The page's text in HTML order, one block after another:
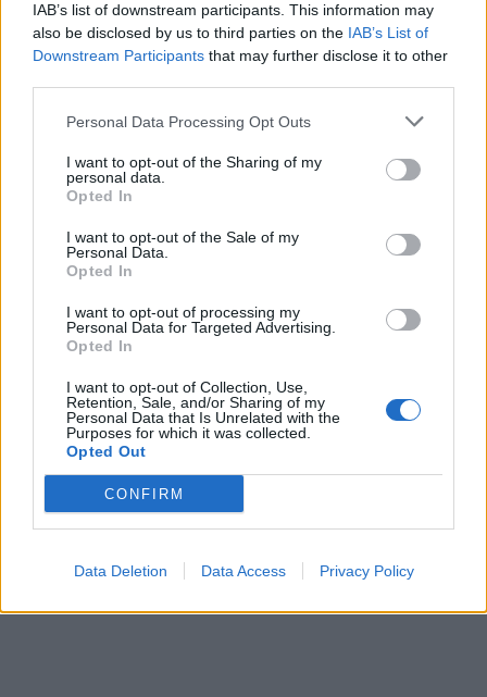
IAB’s list of downstream participants. This information may
also be disclosed by us to third parties on the IAB’s List of
Downstream Participants that may further disclose it to other
Personal Data Processing Opt Outs
I want to opt-out of the Sharing of my
personal data.
Opted In
I want to opt-out of the Sale of my
Personal Data.
Opted In
I want to opt-out of processing my
Personal Data for Targeted Advertising.
Opted In
I want to opt-out of Collection, Use,
Retention, Sale, and/or Sharing of my
Personal Data that Is Unrelated with the
Purposes for which it was collected.
Opted Out
CONFIRM
Data Deletion Data Access Privacy Policy